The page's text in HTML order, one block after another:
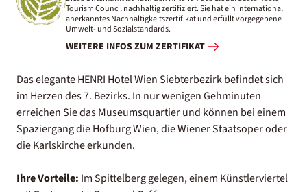
Tourism Council nachhaltig zertifiziert. Sie hat ein international
anerkanntes Nachhaltigkeitszertifikat und erfüllt vorgegebene
Umwelt- und Sozialstandards.
WEITERE INFOS ZUM ZERTIFIKAT
Das elegante HENRI Hotel Wien Siebterbezirk befindet sich
im Herzen des 7. Bezirks. In nur wenigen Gehminuten
erreichen Sie das Museumsquartier und können bei einem
Spaziergang die Hofburg Wien, die Wiener Staatsoper oder
die Karlskirche erkunden.
Ihre Vorteile: Im Spittelberg gelegen, einem Künstlerviertel